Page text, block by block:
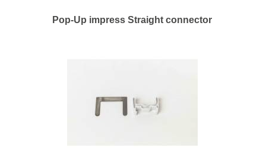
Pop-Up impress Straight connector